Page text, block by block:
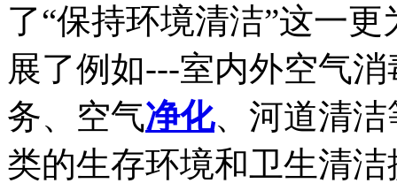
了“保持环境清洁”这一
展了例如---室内外空气
务、空气净化、河道清
类的生存环境和卫生清